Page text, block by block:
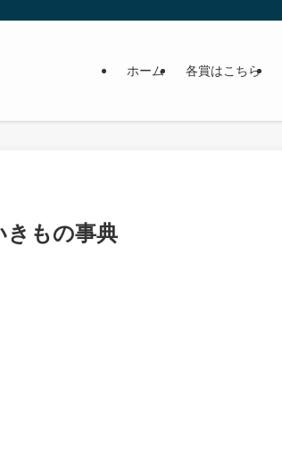
ホーム 各賞はこちら
きもの事典